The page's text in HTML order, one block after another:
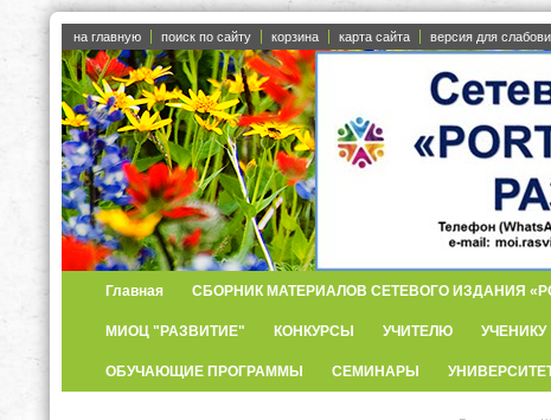
на главную поиск по сайту корзина карта сайта версия для
Главная СБОРНИК МАТЕРИАЛОВ СЕТЕВОГО ИЗДАНИЯ
МИОЦ "РАЗВИТИЕ" КОНКУРСЫ УЧИТЕЛЮ УЧЕНИКУ
ОБУЧАЮЩИЕ ПРОГРАММЫ СЕМИНАРЫ